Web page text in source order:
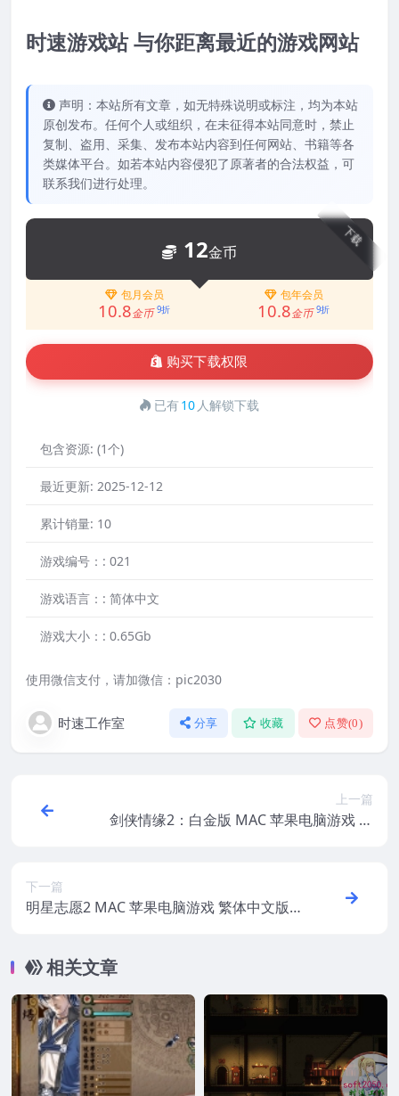
时速游戏站 与你距离最近的游戏网站
声明：本站所有文章，如无特殊说明或标注，均为本站
原创发布。任何个人或组织，在未征得本站同意时，禁止
复制、盗用、采集、发布本站内容到任何网站、书籍等各
类媒体平台。如若本站内容侵犯了原著者的合法权益，可
联系我们进行处理。
下载
12金币
包月会员
10.8金币 9折
包年会员
10.8金币 9折
购买下载权限
已有10 人解锁下载
包含资源: (1个)
最近更新: 2025-12-12
累计销量: 10
游戏编号：: 021
游戏语言：: 简体中文
游戏大小：: 0.65Gb
使用微信支付，请加微信：pic2030
时速工作室 分享 收藏 点赞(0)
上一篇
剑侠情缘2：白金版 MAC 苹果电脑游戏 简
下一篇
明星志愿2 MAC 苹果电脑游戏 繁体中文版
相关文章